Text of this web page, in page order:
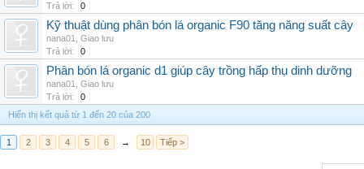
Trả lời:
0
Kỹ thuật dùng phân bón lá organic F90 tăng năng suất cây
nana01
Giao lưu
Trả lời:
0
Phân bón lá organic d1 giúp cây trồng hấp thụ dinh dưỡng
nana01
Giao lưu
Trả lời:
0
Hiển thị kết quả từ 1 đến 20 của 200
1 2 3 4 5 6 → 10 Tiếp >